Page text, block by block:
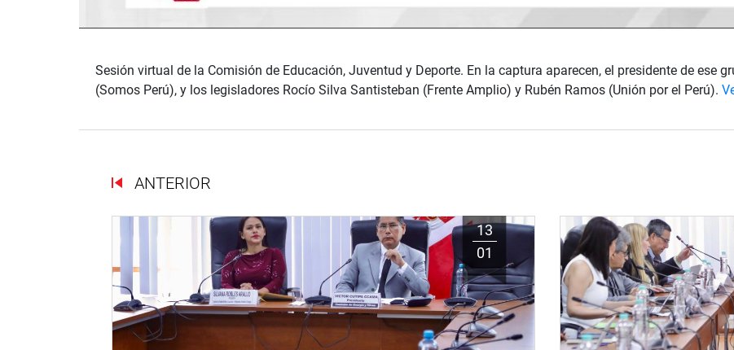
Sesión virtual de la Comisión de Educación, Juventud y Deporte. En la captura aparecen, el presidente de ese
(Somos Perú), y los legisladores Rocío Silva Santisteban (Frente Amplio) y Rubén Ramos (Unión por el Perú).
ANTERIOR
13
01